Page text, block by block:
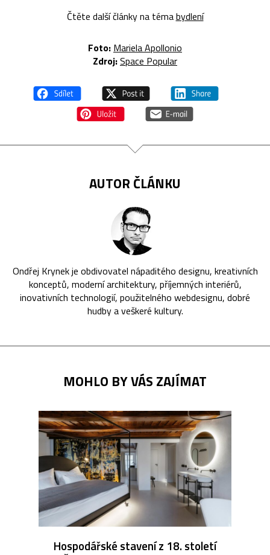
Čtěte další články na témabydlení
Foto: Mariela Apollonio
Zdroj:Space Popular
AUTOR ČLÁNKU
Ondřej Krynek je obdivovatel nápaditého designu, kreativních
konceptů, moderní architektury, příjemných interiérů,
inovativních technologií, použitelného webdesignu, dobré
hudby a veškeré kultury.
MOHLO BY VÁS ZAJÍMAT
Hospodářské stavení z 18. století